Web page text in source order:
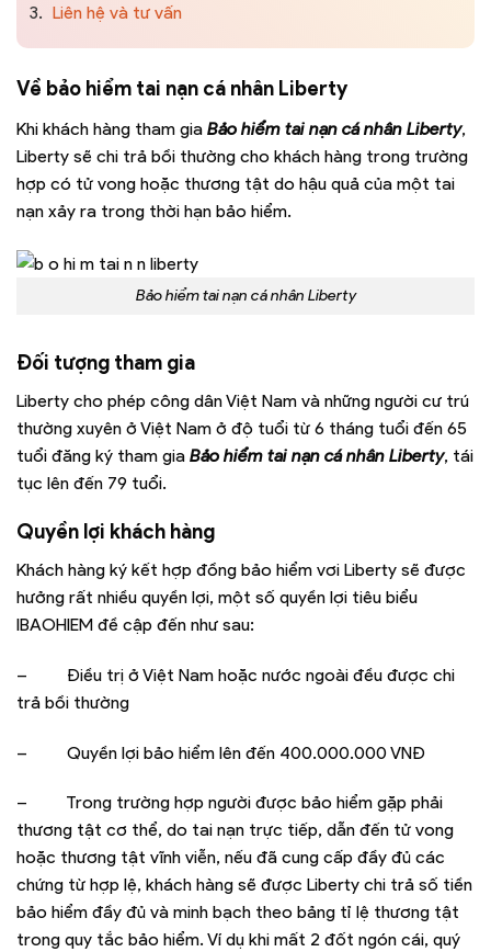
3. Liên hệ và tư vấn
Về bảo hiểm tai nạn cá nhân Liberty
Khi khách hàng tham gia Bảo hiểm tai nạn cá nhân Liberty,
Liberty sẽ chi trả bồi thường cho khách hàng trong trường
hợp có tử vong hoặc thương tật do hậu quả của một tai
nạn xảy ra trong thời hạn bảo hiểm.
Bảo hiểm tai nạn cá nhân Liberty
Đối tượng tham gia
Liberty cho phép công dân Việt Nam và những người cư trú
thường xuyên ở Việt Nam ở độ tuổi từ 6 tháng tuổi đến 65
tuổi đăng ký tham gia Bảo hiểm tai nạn cá nhân Liberty, tái
tục lên đến 79 tuổi.
Quyền lợi khách hàng
Khách hàng ký kết hợp đồng bảo hiểm vơi Liberty sẽ được
hưởng rất nhiều quyền lợi, một số quyền lợi tiêu biểu
IBAOHIEM đề cập đến như sau:
–
Điều trị ở Việt Nam hoặc nước ngoài đều được chi
trả bồi thường
– Quyền lợi bảo hiểm lên đến 400.000.000 VNĐ
–
Trong trường hợp người được bảo hiểm gặp phải
thương tật cơ thể, do tai nạn trực tiếp, dẫn đến tử vong
hoặc thương tật vĩnh viễn, nếu đã cung cấp đầy đủ các
chứng từ hợp lệ, khách hàng sẽ được Liberty chi trả số tiền
bảo hiểm đầy đủ và minh bạch theo bảng tỉ lệ thương tật
trong quy tắc bảo hiểm. Ví dụ khi mất 2 đốt ngón cái, quý